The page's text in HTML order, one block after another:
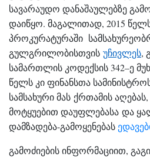
სავარაუდო დანაშაულებზე
დაიწყო. მაგალითად, 2015
პროკურატურაში
გულგრილობისთვის უჩივლეს,
სამართლის კოდექსის 342–ე
წელს კი ფინანსთა
სამსახური მას ქრთამის
მოტყუებით დაუფლებასა და
დამზადება-გამოყენებას
გამოძიების ინფორმაციით,